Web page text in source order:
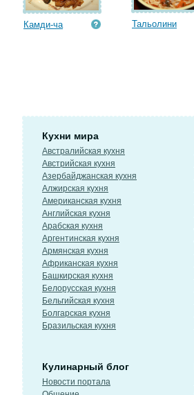
Камди-ча Тальолини
Кухни мира
Австралийская кухня
Австрийская кухня
Азербайджанская кухня
Алжирская кухня
Американская кухня
Английская кухня
Арабская кухня
Аргентинская кухня
Армянская кухня
Африканская кухня
Башкирская кухня
Белорусская кухня
Бельгийская кухня
Болгарская кухня
Бразильская кухня
Кулинарный блог
Новости портала